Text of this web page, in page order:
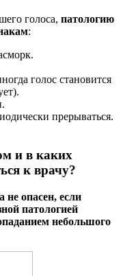
голоса, патологию
:
голос становится
прерываться.
и в каких
к врачу?
не опасен, если
патологией
небольшого